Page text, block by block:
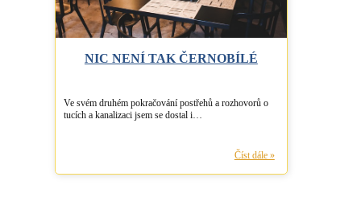
NIC NENÍ TAK ČERNOBÍLÉ
Ve svém druhém pokračování postřehů a rozhovorů o
tucích a kanalizaci jsem se dostal i…
Číst dále »Nic